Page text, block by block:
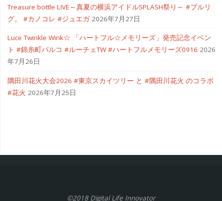
Treasure bottle LIVE～真夏の横浜アイドルSPLASH祭り～ #ブルリ
グ。 #カノコレ #ジュエガ 2026年7月27日
Luce Twinkle Wink☆ 「ハートフル☆メモリーズ」発売記念イベン
ト #錦糸町パルコ #ルーチェTW #ハートフルメモリーズ0916 2026
年7月26日
隅田川花火大会2026 #東京スカイツリー と #隅田川花火 のコラボ
#花火 2026年7月25日
©2018 Digital Life Innovator